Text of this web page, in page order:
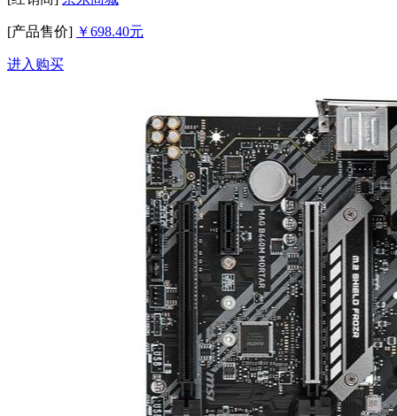
[产品售价] ￥698.40元
进入购买